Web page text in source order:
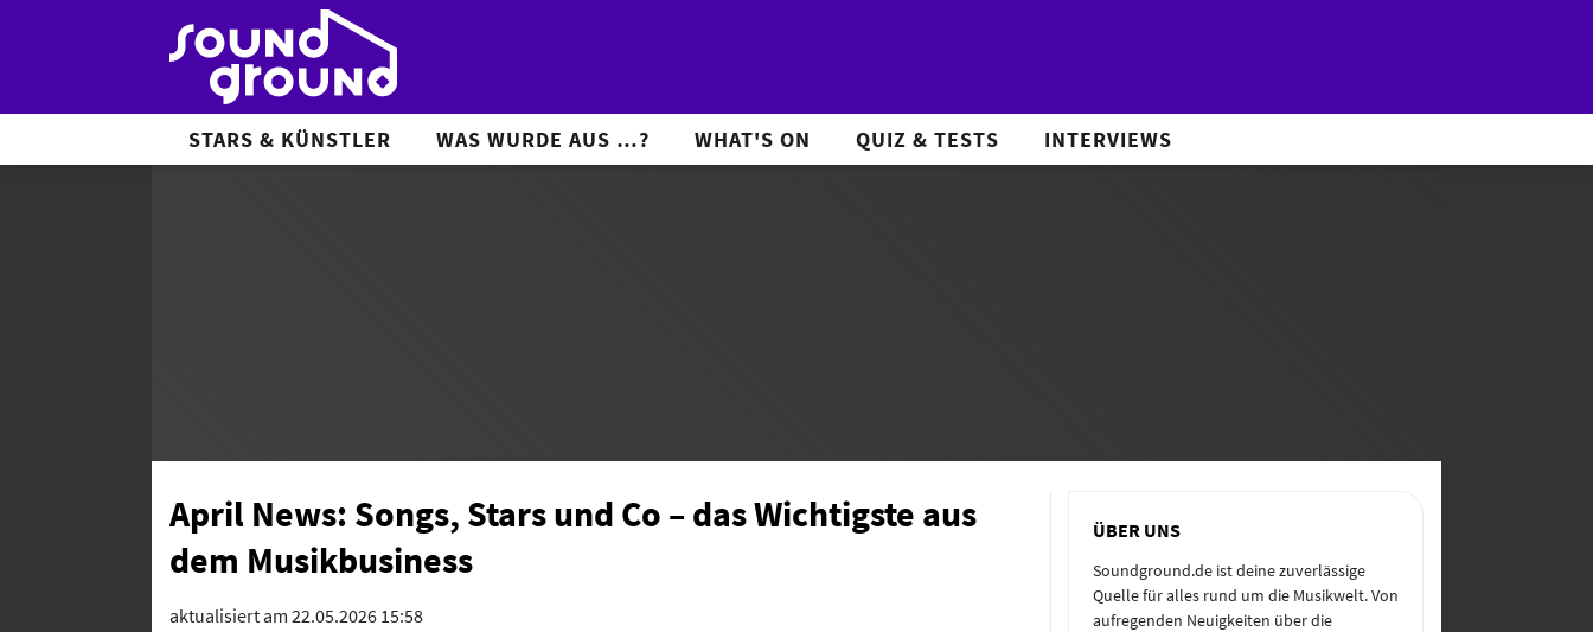
STARS & KÜNSTLER WAS WURDE AUS …? WHAT'S ON QUIZ & TESTS INTERVIEWS
April News: Songs, Stars und Co – das Wichtigste aus
dem Musikbusiness
aktualisiert am 22.05.2026 15:58
ÜBER UNS
Soundground.de ist deine zuverlässige
Quelle für alles rund um die Musikwelt. Von
aufregenden Neuigkeiten über die